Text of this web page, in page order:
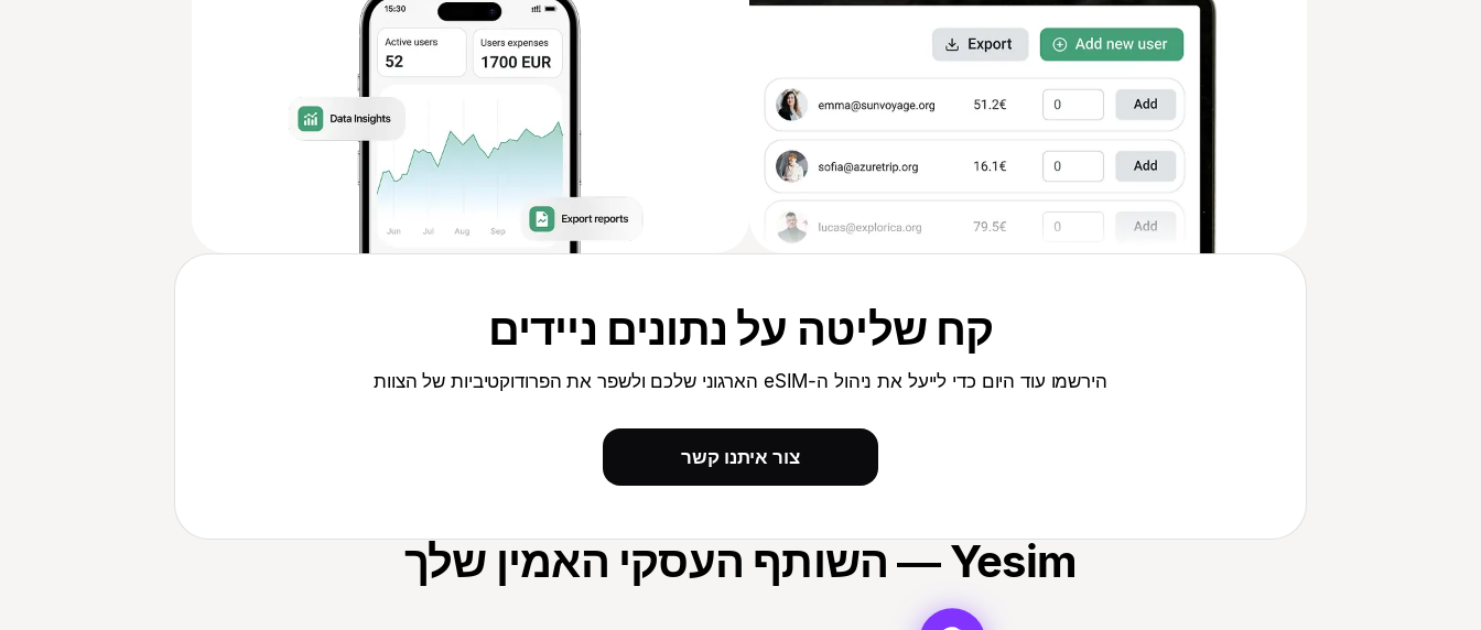
קח שליטה על נתונים ניידים
הירשמו עוד היום כדי לייעל את ניהול ה-eSIM הארגוני שלכם ולשפר את הפרודוקטיביות של הצוות
צור איתנו קשר
Yesim — השותף העסקי האמין שלך